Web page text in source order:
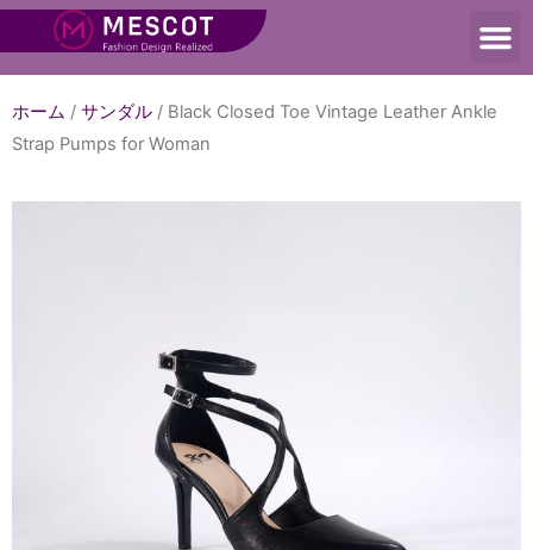
ホーム / サンダル / Black Closed Toe Vintage Leather Ankle
Strap Pumps for Woman